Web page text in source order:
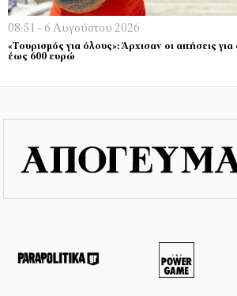
08:51 - 6 Αυγούστου 2026
«Τουρισμός για όλους»: Άρχισαν οι αιτήσεις
έως 600 ευρώ